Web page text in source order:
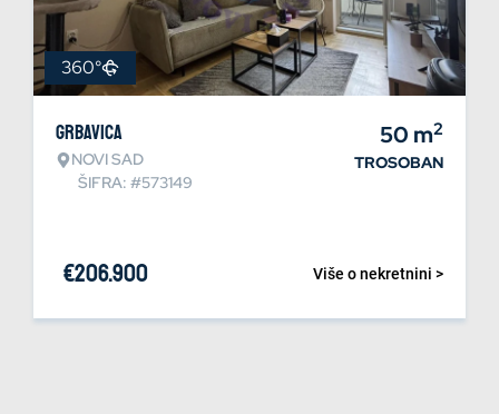
360°
Grbavica
NOVI SAD
ŠIFRA: #573149
50 m2
TROSOBAN
Više o nekretnini >
€206.900